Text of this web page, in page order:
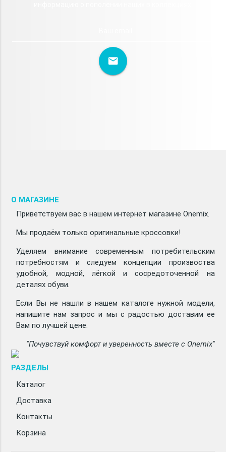
mail
О МАГАЗИНЕ
Приветствуем вас в нашем интернет магазине Onemix.
Мы продаём только оригинальные кроссовки!
Уделяем внимание современным потребительским
потребностям и следуем концепции произвоства
удобной, модной, лёгкой и сосредоточенной на
деталях обуви.
Если Вы не нашли в нашем каталоге нужной модели,
напишите нам запрос и мы с радостью доставим ее
Вам по лучшей цене.
"Почувствуй комфорт и уверенность вместе с Onemix"
РАЗДЕЛЫ
Каталог
Доставка
Контакты
Корзина